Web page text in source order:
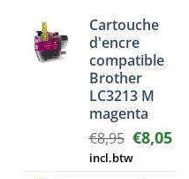
Cartouche
d'encre
compatible
Brother
LC3213 M
magenta
€8,95 Le
prix
€8,05Le
incl.btw